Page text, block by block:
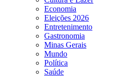
Economia
Eleições 2026
Entretenimento
Gastronomia
Minas Gerais
Mundo
Política
Saúde